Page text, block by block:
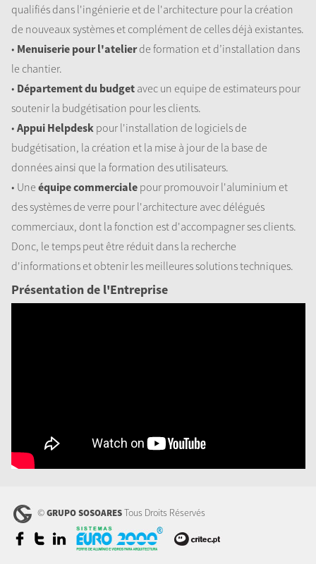
qualifiés dans l'ingénierie et de l'architecture pour la création
de nouveaux systèmes et complément de celles déjà existantes.
• Menuiserie pour l'atelierde formation et d’installation dans
le chantier.
• Département du budget avec un equipe de estimateurs pour
soutenir la budgétisation pour les clients.
• Appui Helpdesk pour l'installation de logiciels de
budgétisation, la création et la mise à jour de la base de
données ainsi que la formation des utilisateurs.
• Une équipe commerciale pour promouvoir l'aluminium et
des systèmes de verre pour l'architecture avec délégués
commerciaux, dont la fonction est d'accompagner ses clients.
Donc, le temps peut être réduit dans la recherche
d'informations et obtenir les meilleures solutions techniques.
Présentation de l'Entreprise
©GRUPO SOSOARESTous Droits Réservés